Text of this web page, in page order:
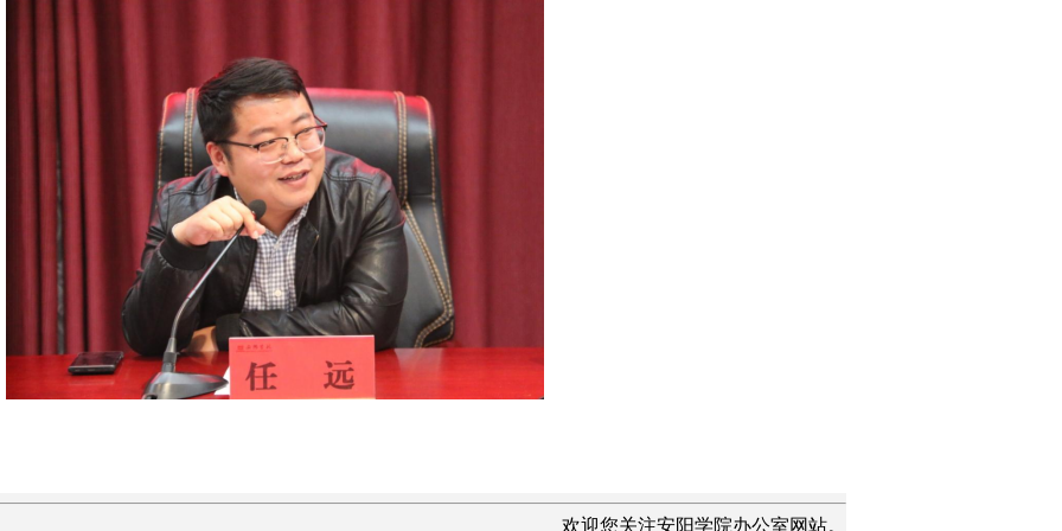
欢迎您关注安阳学院办公室网站。